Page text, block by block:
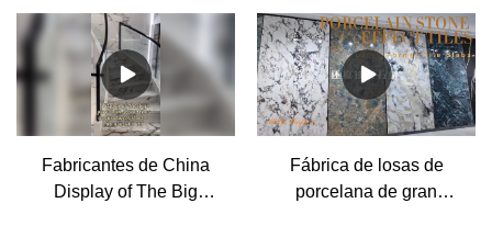
Proveedor& fabricantes |
MoCo
decoración de la casa -
MoCo
Fabricantes de China
Display of The Big
Fábrica de losas de
porcelana de gran